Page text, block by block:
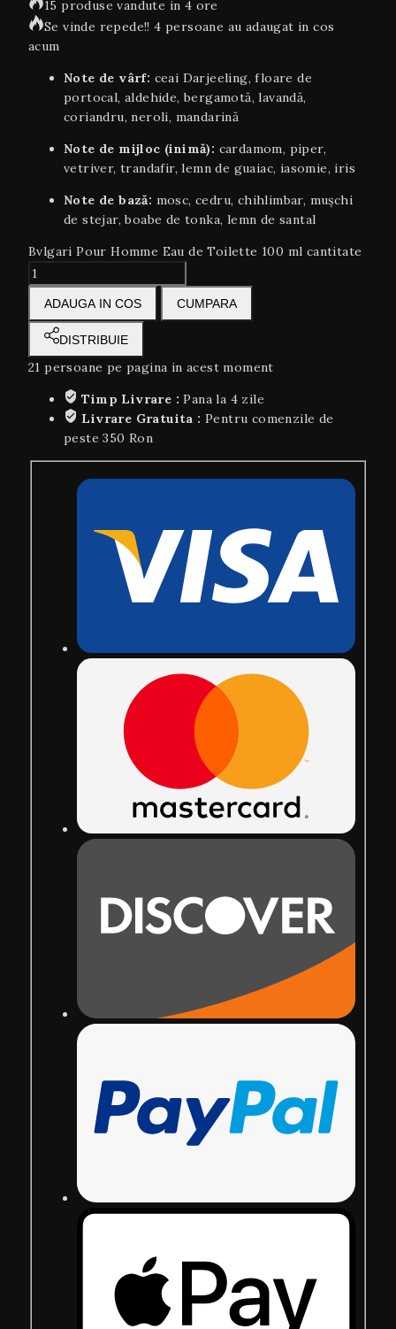
15 produse vandute in 4 ore
Se vinde repede!! 4 persoane au adaugat in cos
acum
Note de vârf: ceai Darjeeling, floare de
portocal, aldehide, bergamotă, lavandă,
coriandru, neroli, mandarină
Note de mijloc (inimă): cardamom, piper,
vetriver, trandafir, lemn de guaiac, iasomie, iris
Note de bază: mosc, cedru, chihlimbar, mușchi
de stejar, boabe de tonka, lemn de santal
Bvlgari Pour Homme Eau de Toilette 100 ml cantitate
ADAUGA IN COS CUMPARA
DISTRIBUIE
21 persoane pe pagina in acest moment
Timp Livrare :Pana la 4 zile
Livrare Gratuita :Pentru comenzile de
peste 350 Ron